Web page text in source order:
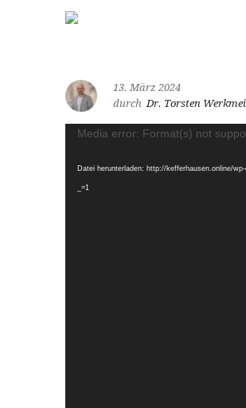
13. März 2024
durch Dr. Torsten
Video-
Media error: Format(s) not
Datei herunterladen: http://kefferhausen.online/
_=1